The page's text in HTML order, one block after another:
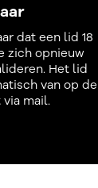
dat een lid 18
zich opnieuw
Het lid
van op de
mail.